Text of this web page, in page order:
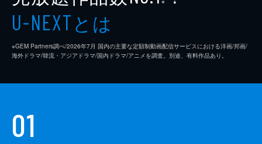
U-NEXTとは
※GEM Partners調べ/2026年7⽉ 国内の主要な定額制動画配信サービスにおける洋画/邦画/
海外ドラマ/韓流・アジアドラマ/国内ドラマ/アニメを調査。別途、有料作品あり。
01